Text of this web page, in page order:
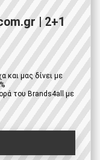
| 2+1
και μας δίνει με
του Brands4all με